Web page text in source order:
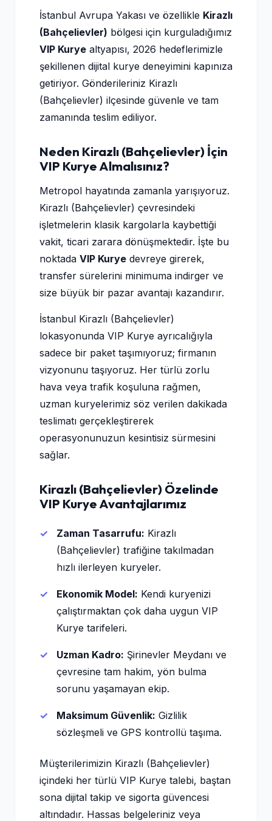
İstanbul Avrupa Yakası ve özellikle Kirazlı
(Bahçelievler) bölgesi için kurguladığımız
VIP Kurye altyapısı, 2026 hedeflerimizle
şekillenen dijital kurye deneyimini kapınıza
getiriyor. Gönderileriniz Kirazlı
(Bahçelievler) ilçesinde güvenle ve tam
zamanında teslim ediliyor.
Neden Kirazlı (Bahçelievler) İçin
VIP Kurye Almalısınız?
Metropol hayatında zamanla yarışıyoruz.
Kirazlı (Bahçelievler) çevresindeki
işletmelerin klasik kargolarla kaybettiği
vakit, ticari zarara dönüşmektedir. İşte bu
noktada VIP Kurye devreye girerek,
transfer sürelerini minimuma indirger ve
size büyük bir pazar avantajı kazandırır.
İstanbul Kirazlı (Bahçelievler)
lokasyonunda VIP Kurye ayrıcalığıyla
sadece bir paket taşımıyoruz; firmanın
vizyonunu taşıyoruz. Her türlü zorlu
hava veya trafik koşuluna rağmen,
uzman kuryelerimiz söz verilen dakikada
teslimatı gerçekleştirerek
operasyonunuzun kesintisiz sürmesini
sağlar.
Kirazlı (Bahçelievler) Özelinde
VIP Kurye Avantajlarımız
Zaman Tasarrufu: Kirazlı
(Bahçelievler) trafiğine takılmadan
hızlı ilerleyen kuryeler.
Ekonomik Model: Kendi kuryenizi
çalıştırmaktan çok daha uygun VIP
Kurye tarifeleri.
Uzman Kadro: Şirinevler Meydanı ve
çevresine tam hakim, yön bulma
sorunu yaşamayan ekip.
Maksimum Güvenlik: Gizlilik
sözleşmeli ve GPS kontrollü taşıma.
Müşterilerimizin Kirazlı (Bahçelievler)
içindeki her türlü VIP Kurye talebi, baştan
sona dijital takip ve sigorta güvencesi
altındadır. Hassas belgeleriniz veya